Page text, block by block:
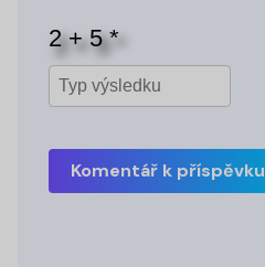
Komentář k příspěvku